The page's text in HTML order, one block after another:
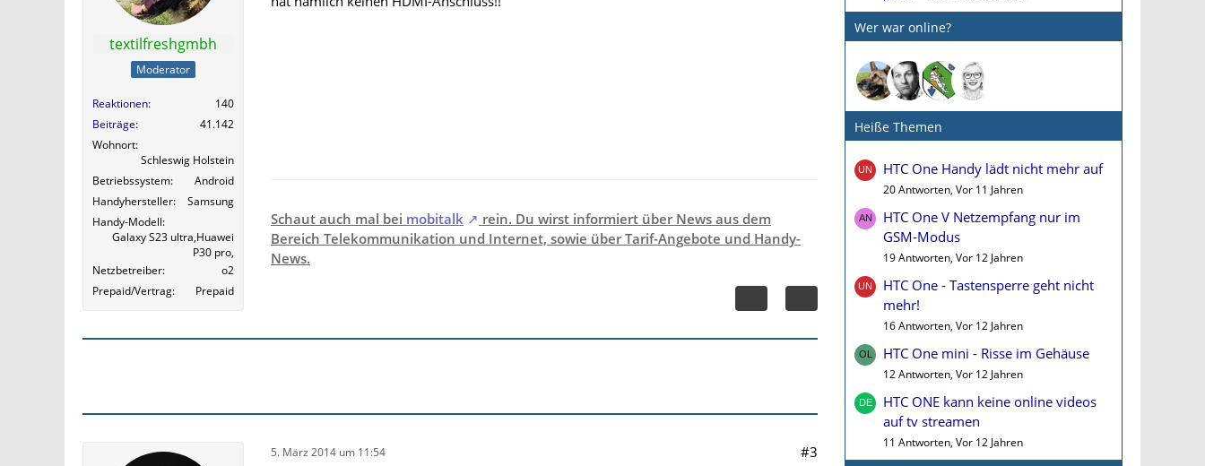
textilfreshgmbh
Moderator
Reaktionen
140
Beiträge
41.142
Wohnort
Schleswig Holstein
Betriebssystem
Android
Handyhersteller
Samsung
Handy-Modell
Galaxy S23 ultra,Huawei
P30 pro,
Netzbetreiber
o2
Prepaid/Vertrag
Prepaid
Schaut auch mal bei mobitalk
rein. Du wirst informiert über News aus dem
Bereich Telekommunikation und Internet, sowie über Tarif-Angebote und Handy-
News.
5. März 2014 um 11:54 #3
Wer war online?
Heiße Themen
HTC One Handy lädt nicht mehr auf
20 Antworten, Vor 11 Jahren
HTC One V Netzempfang nur im
GSM-Modus
19 Antworten, Vor 12 Jahren
HTC One - Tastensperre geht nicht
mehr!
16 Antworten, Vor 12 Jahren
HTC One mini - Risse im Gehäuse
12 Antworten, Vor 12 Jahren
HTC ONE kann keine online videos
auf tv streamen
11 Antworten, Vor 12 Jahren